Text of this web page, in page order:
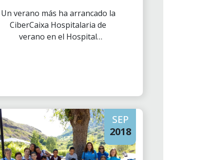
Un verano más ha arrancado la
CiberCaixa Hospitalaria de
verano en el Hospital
martes por la tarde durante los
meses de julio, agosto y mitad
de septiembre.
SEP
2018